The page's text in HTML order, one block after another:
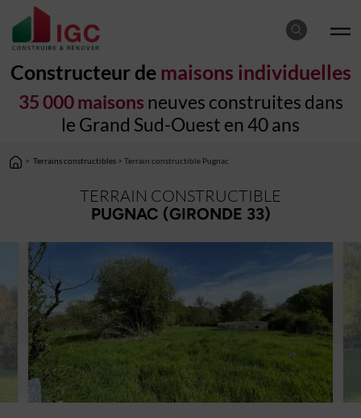
Constructeur de maisons individuelles
35 000 maisons neuves construites dans
le Grand Sud-Ouest en 40 ans
> Terrains constructibles > Terrain constructible Pugnac
TERRAIN CONSTRUCTIBLE
PUGNAC (GIRONDE 33)